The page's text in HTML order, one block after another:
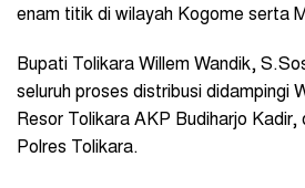
enam titik di wilayah Kogome serta
Bupati Tolikara Willem Wandik,
seluruh proses distribusi didampingi
Resor Tolikara AKP Budiharjo Kadir,
Polres Tolikara.